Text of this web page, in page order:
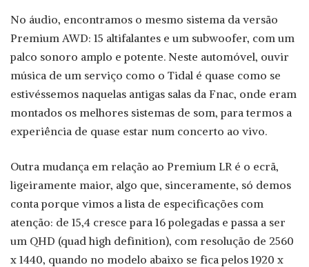
No áudio, encontramos o mesmo sistema da versão
Premium AWD: 15 altifalantes e um subwoofer, com um
palco sonoro amplo e potente. Neste automóvel, ouvir
música de um serviço como o Tidal é quase como se
estivéssemos naquelas antigas salas da Fnac, onde eram
montados os melhores sistemas de som, para termos a
experiência de quase estar num concerto ao vivo.
Outra mudança em relação ao Premium LR é o ecrã,
ligeiramente maior, algo que, sinceramente, só demos
conta porque vimos a lista de especificações com
atenção: de 15,4 cresce para 16 polegadas e passa a ser
um QHD (quad high definition), com resolução de 2560
x 1440, quando no modelo abaixo se fica pelos 1920 x